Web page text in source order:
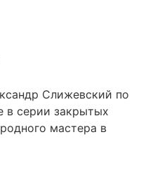
Слижевский по
в серии закрытых
мастера в